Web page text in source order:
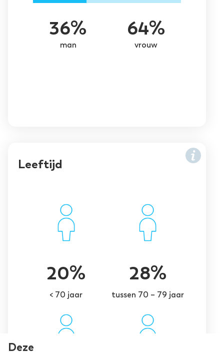
Deze
36%
man
64%
vrouw
Leeftijd
20%
< 70 jaar
28%
tussen 70 – 79 jaar